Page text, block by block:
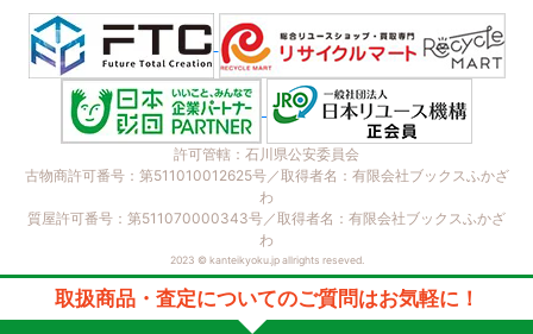
許可管轄：石川県公安委員会
古物商許可番号：第511010012625号／取得者名：有限会社ブックスふかざ
わ
質屋許可番号：第511070000343号／取得者名：有限会社ブックスふかざ
わ
2023 © kanteikyoku.jp allrights reseved.
取扱商品・査定についてのご質問はお気軽に！